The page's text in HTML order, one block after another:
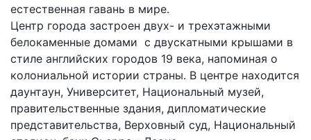
естественная гавань в мире.
Центр города застроен двух- и трехэтажными
белокаменные домами с двускатными крышами в
стиле английских городов 19 века, напоминая о
колониальной истории страны. В центре находится
даунтаун, Университет, Национальный музей,
правительственные здания, дипломатические
представительства, Верховный суд, Национальный